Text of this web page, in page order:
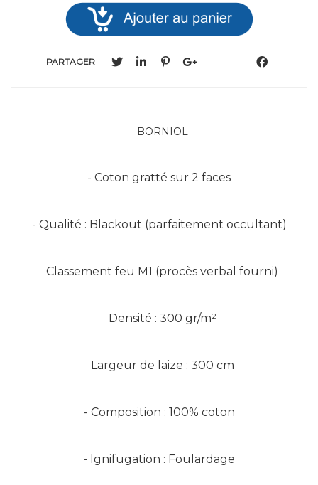
PARTAGER
- BORNIOL
- Coton gratté sur 2 faces
- Qualité : Blackout (parfaitement occultant)
- Classement feu M1 (procès verbal fourni)
- Densité : 300 gr/m²
- Largeur de laize : 300 cm
- Composition : 100% coton
- Ignifugation : Foulardage